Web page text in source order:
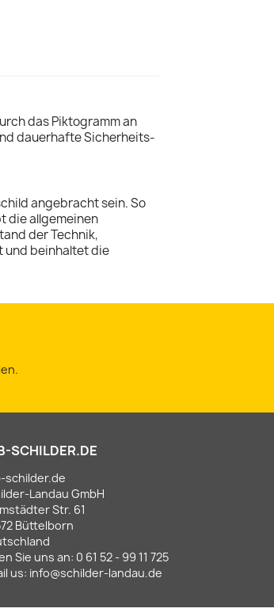
das Piktogramm an
dauerhafte Sicherheits-
angebracht sein. So
die allgemeinen
der Technik,
und beinhaltet die
SCHILDER.DE
schilder.de
Landau GmbH
Str. 61
Büttelborn
Sie uns an: 0 61 52 - 99 11 725
us: info@schilder-landau.de